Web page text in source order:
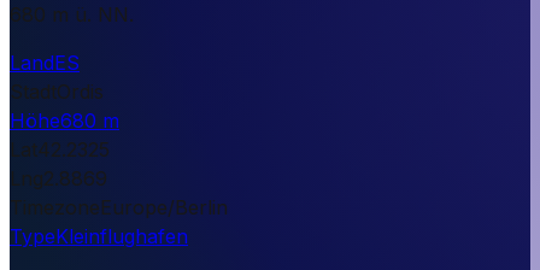
680 m ü. NN.
LandES
StadtOrdis
Höhe680 m
Lat42.2325
Lng2.8869
TimezoneEurope/Berlin
TypeKleinflughafen